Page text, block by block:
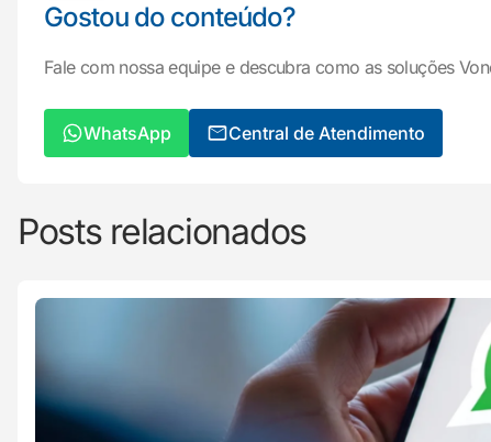
Gostou do conteúdo?
Fale com nossa equipe e descubra como as soluções
WhatsApp Central de Atendimento
Posts relacionados